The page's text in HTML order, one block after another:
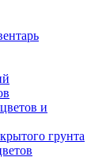
и
грунта